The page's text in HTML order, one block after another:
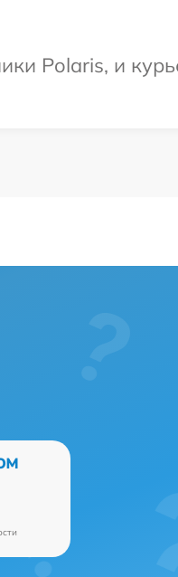
Polaris, и